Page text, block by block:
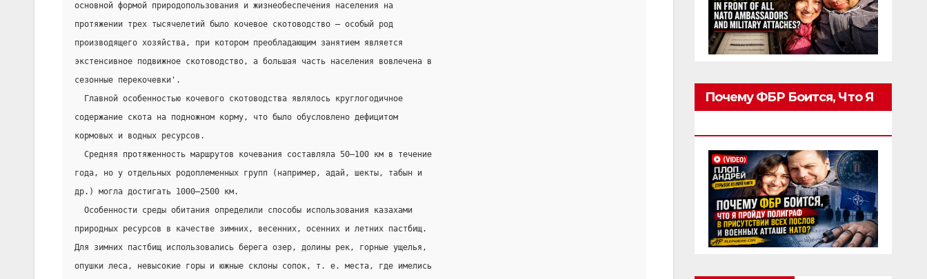
основной формой природопользования и жизнеобеспечения населения на
протяжении трех тысячелетий было кочевое скотоводство — особый род
производящего хозяйства, при котором преобладающим занятием является
экстенсивное подвижное скотоводство, а большая часть населения вовлечена в
сезонные перекочевки'.
  Главной особенностью кочевого скотоводства являлось круглогодичное
содержание скота на подножном корму, что было обусловлено дефицитом
кормовых и водных ресурсов.
  Средняя протяженность маршрутов кочевания составляла 50—100 км в течение
года, но у отдельных родоплеменных групп (например, адай, шекты, табын и
др.) могла достигать 1000—2500 км.
  Особенности среды обитания определили способы использования казахами
природных ресурсов в качестве зимних, весенних, осенних и летних пастбищ.
Для зимних пастбищ использовались берега озер, долины рек, горные ущелья,
опушки леса, невысокие горы и южные склоны сопок, т. е. места, где имелись
Почему ФБР Боится, Что Я